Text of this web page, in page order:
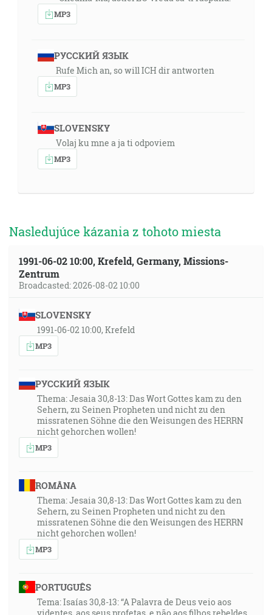
MP3
РУССКИЙ ЯЗЫК
Rufe Mich an, so will ICH dir antworten
MP3
SLOVENSKY
Volaj ku mne a ja ti odpoviem
MP3
Nasledujúce kázania z tohoto miesta
1991-06-02 10:00, Krefeld, Germany, Missions-
Zentrum
Broadcasted: 2026-08-02 10:00
SLOVENSKY
1991-06-02 10:00, Krefeld
MP3
РУССКИЙ ЯЗЫК
Thema: Jesaia 30,8-13: Das Wort Gottes kam zu den
Sehern, zu Seinen Propheten und nicht zu den
missratenen Söhne die den Weisungen des HERRN
nicht gehorchen wollen!
MP3
ROMÂNA
Thema: Jesaia 30,8-13: Das Wort Gottes kam zu den
Sehern, zu Seinen Propheten und nicht zu den
missratenen Söhne die den Weisungen des HERRN
nicht gehorchen wollen!
MP3
PORTUGUÊS
Tema: Isaías 30,8-13: “A Palavra de Deus veio aos